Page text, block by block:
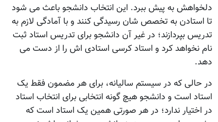
دلخواهش به پیش ببرد. این انتخاب دانشجو باعث می شود
تا استادن به تخصص شان رسیدگی کنند و با آمادگی لازم به
تدریس بپردازند؛ در غیر آن دانشجو برای تدریس استاد ثبت
نام نخواهد کرد و استاد کرسی استادی اش را از دست می
دهد.
در حالی که در سیستم سالیانه، برای هر مضمون فقط یک
استاد است و دانشجو هیچ گونه انتخابی برای انتخاب استاد
در اختیار ندارد؛ در هر صورتی همین یک استاد است که